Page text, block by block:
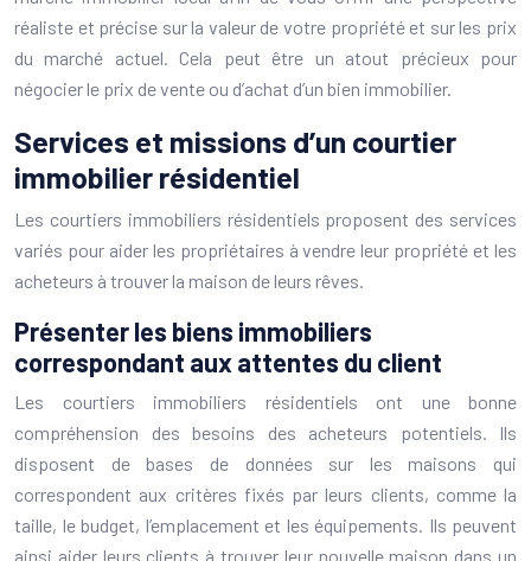
réaliste et précise sur la valeur de votre propriété et sur les prix
du marché actuel. Cela peut être un atout précieux pour
négocier le prix de vente ou d’achat d’un bien immobilier.
Services et missions d’un courtier
immobilier résidentiel
Les courtiers immobiliers résidentiels proposent des services
variés pour aider les propriétaires à vendre leur propriété et les
acheteurs à trouver la maison de leurs rêves.
Présenter les biens immobiliers
correspondant aux attentes du client
Les courtiers immobiliers résidentiels ont une bonne
compréhension des besoins des acheteurs potentiels. Ils
disposent de bases de données sur les maisons qui
correspondent aux critères fixés par leurs clients, comme la
taille, le budget, l’emplacement et les équipements. Ils peuvent
ainsi aider leurs clients à trouver leur nouvelle maison dans un